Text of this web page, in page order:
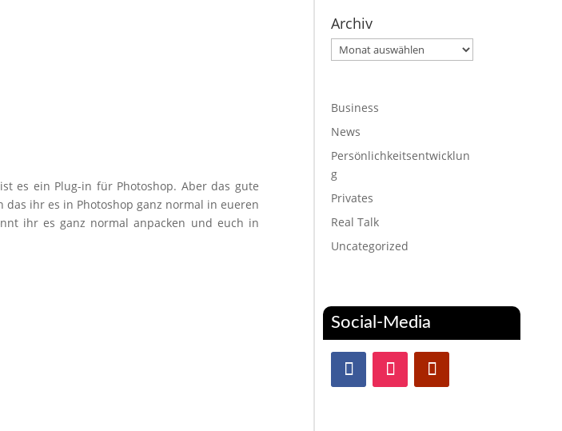
es ein Plug-in für Photoshop. Aber das gute
ihr es in Photoshop ganz normal in eueren
ihr es ganz normal anpacken und euch in
Archiv
Archiv
Business
News
Persönlichkeitsentwicklun
g
Privates
Real Talk
Uncategorized
Social-Media